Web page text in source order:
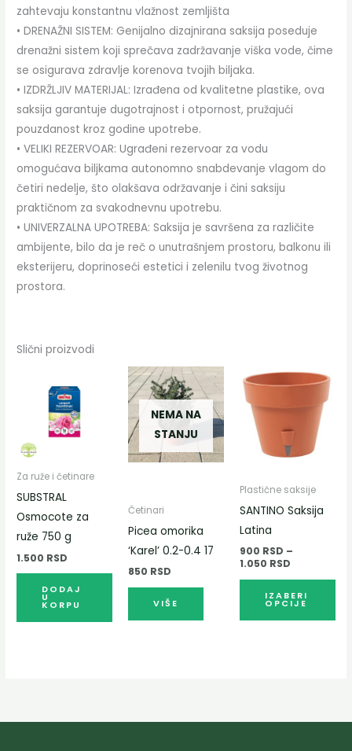
zahtevaju konstantnu vlažnost zemljišta
• DRENAŽNI SISTEM: Genijalno dizajnirana saksija poseduje
drenažni sistem koji sprečava zadržavanje viška vode, čime
se osigurava zdravlje korenova tvojih biljaka.
• IZDRŽLJIV MATERIJAL: Izrađena od kvalitetne plastike, ova
saksija garantuje dugotrajnost i otpornost, pružajući
pouzdanost kroz godine upotrebe.
• VELIKI REZERVOAR: Ugrađeni rezervoar za vodu
omogućava biljkama autonomno snabdevanje vlagom do
četiri nedelje, što olakšava održavanje i čini saksiju
praktičnom za svakodnevnu upotrebu.
• UNIVERZALNA UPOTREBA: Saksija je savršena za različite
ambijente, bilo da je reč o unutrašnjem prostoru, balkonu ili
eksterijeru, doprinoseći estetici i zelenilu tvog životnog
prostora.
Slični proizvodi
Za ruže i četinare
SUBSTRAL
Osmocote za
ruže 750 g
1.500 RSD
DODAJ
U
KORPU
NEMA NA
STANJU
Četinari
Picea omorika
‘Karel’ 0.2-0.4 17
850 RSD
VIŠE
Plastične saksije
SANTINO Saksija
Latina
900 RSD –
1.050 RSD
Распон
цена:
900 RSD
1.050 RSD
IZABERI
OPCIJE